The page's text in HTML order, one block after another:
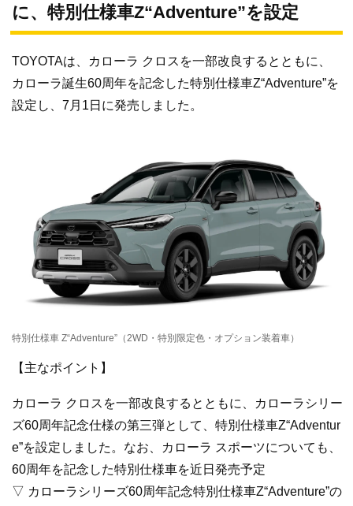
に、特別仕様車Z“Adventure”を設定
TOYOTAは、カローラ クロスを一部改良するとともに、
カローラ誕生60周年を記念した特別仕様車Z“Adventure”を
設定し、7月1日に発売しました。
特別仕様車 Z“Adventure”（2WD・特別限定色・オプション装着車）
【主なポイント】
カローラ クロスを一部改良するとともに、カローラシリー
ズ60周年記念仕様の第三弾として、特別仕様車Z“Adventur
e”を設定しました。なお、カローラ スポーツについても、
60周年を記念した特別仕様車を近日発売予定
▽ カローラシリーズ60周年記念特別仕様車Z“Adventure”の